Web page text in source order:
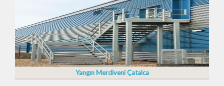
Yangın Merdiveni Çatalca